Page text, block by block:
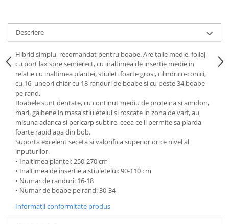
Descriere
Hibrid simplu, recomandat pentru boabe. Are talie medie, foliaj
cu port lax spre semierect, cu inaltimea de insertie medie in
relatie cu inaltimea plantei, stiuleti foarte grosi, cilindrico-conici,
cu 16, uneori chiar cu 18 randuri de boabe si cu peste 34 boabe
pe rand.
Boabele sunt dentate, cu continut mediu de proteina si amidon,
mari, galbene in masa stiuletelui si roscate in zona de varf, au
misuna adanca si pericarp subtire, ceea ce ii permite sa piarda
foarte rapid apa din bob.
Suporta excelent seceta si valorifica superior orice nivel al
inputurilor.
• Inaltimea plantei: 250-270 cm
• Inaltimea de insertie a stiuletelui: 90-110 cm
• Numar de randuri: 16-18
• Numar de boabe pe rand: 30-34
Informatii conformitate produs